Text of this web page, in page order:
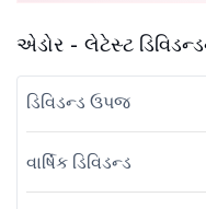
એડોર - લેટેસ્ટ
ડિવિડન્ડ ઉપજ
વાર્ષિક ડિવિડન્ડ